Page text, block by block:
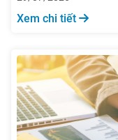
Xem chi tiết